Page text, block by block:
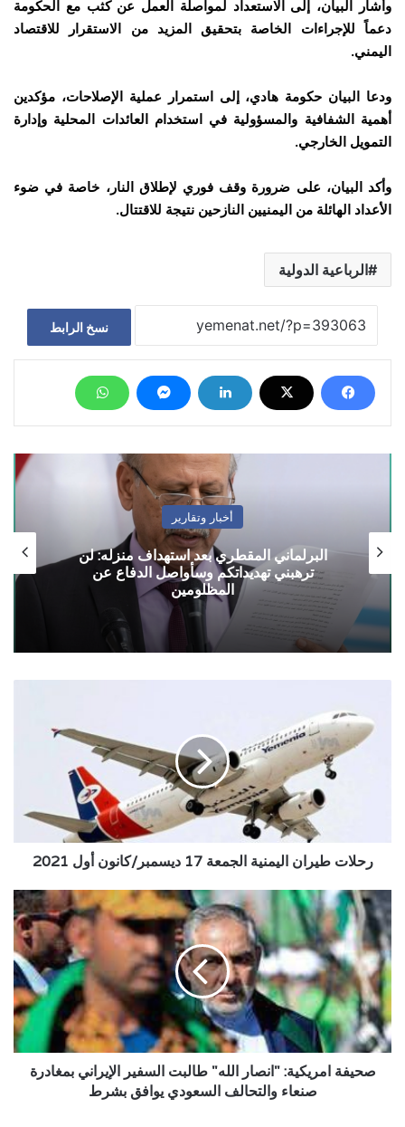
وأشار البيان، إلى الاستعداد لمواصلة العمل عن كثب مع الحكومة
دعماً للإجراءات الخاصة بتحقيق المزيد من الاستقرار للاقتصاد
اليمني.
ودعا البيان حكومة هادي، إلى استمرار عملية الإصلاحات، مؤكدين
أهمية الشفافية والمسؤولية في استخدام العائدات المحلية وإدارة
التمويل الخارجي.
وأكد البيان، على ضرورة وقف فوري لإطلاق النار، خاصة في ضوء
الأعداد الهائلة من اليمنيين النازحين نتيجة للاقتتال.
الرباعية الدولية
نسخ الرابط
أخبار وتقارير
البرلماني المقطري بعد استهداف منزله: لن
ترهبني تهديداتكم وسأواصل الدفاع عن
المظلومين
اليمنية
الجمعة
رحلات طيران اليمنية الجمعة 17 ديسمبر/كانون أول 2021
صحيفة
امريكية:
"انصار
الله"
طالبت
السفير
الإيراني
بمغادرة
صنعاء
والتحالف
صحيفة امريكية: "انصار الله" طالبت السفير الإيراني بمغادرة
صنعاء والتحالف السعودي يوافق بشرط